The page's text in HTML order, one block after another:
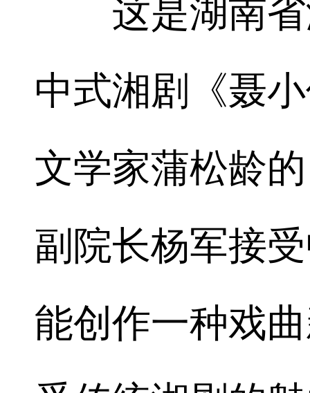
这是湖南省
中式湘剧《聂
文学家蒲松龄
副院长杨军接
能创作一种戏